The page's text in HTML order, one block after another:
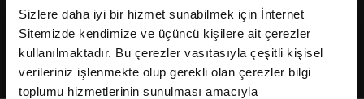
Sizlere daha iyi bir hizmet sunabilmek için İnternet
Sitemizde kendimize ve üçüncü kişilere ait çerezler
kullanılmaktadır. Bu çerezler vasıtasıyla çeşitli kişisel
verileriniz işlenmekte olup gerekli olan çerezler bilgi
toplumu hizmetlerinin sunulması amacıyla
2026Fikriyat. Tüm hakları saklıdır.